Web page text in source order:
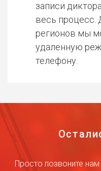
записи
весь процесс.
регионов мы
удаленную
телефону.
Просто позвоните